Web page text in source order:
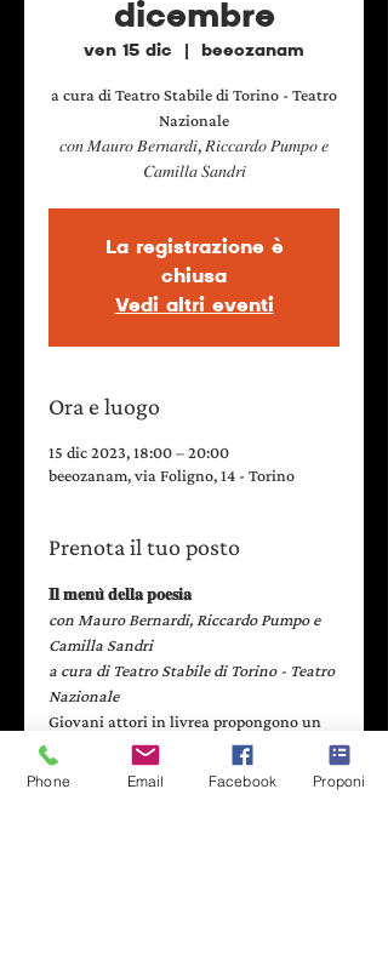
dicembre
ven 15 dic beeozanam
a cura di Teatro Stabile di Torino - Teatro
Nazionale
𝑐𝑜𝑛 𝑀𝑎𝑢𝑟𝑜 𝐵𝑒𝑟𝑛𝑎𝑟𝑑𝑖, 𝑅𝑖𝑐𝑐𝑎𝑟𝑑𝑜 𝑃𝑢𝑚𝑝𝑜 𝑒
𝐶𝑎𝑚𝑖𝑙𝑙𝑎 𝑆𝑎𝑛𝑑𝑟𝑖
La registrazione è
chiusa
Vedi altri eventi
Ora e luogo
15 dic 2023, 18:00 – 20:00
beeozanam, via Foligno, 14 - Torino
Prenota il tuo posto
𝐈𝐥 𝐦𝐞𝐧𝐮̀ 𝐝𝐞𝐥𝐥𝐚 𝐩𝐨𝐞𝐬𝐢𝐚
con Mauro Bernardi, Riccardo Pumpo e
Camilla Sandri
a cura di Teatro Stabile di Torino - Teatro
Nazionale
Giovani attori in livrea propongono un
ricco menù con autori e autrici note, dai
grandi classici della letteratura fino alla
Phone Email Facebook Proponi